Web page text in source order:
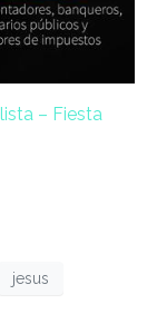
– Fiesta
jesus